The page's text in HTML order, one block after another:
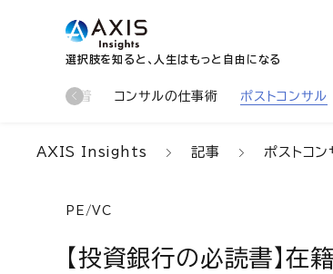
選択肢を知ると、人生はもっと自由になる
新着 コンサルの仕事術 ポストコンサル
AXIS Insights 記事 ポストコン
PE/VC
【投資銀行の必読書】在